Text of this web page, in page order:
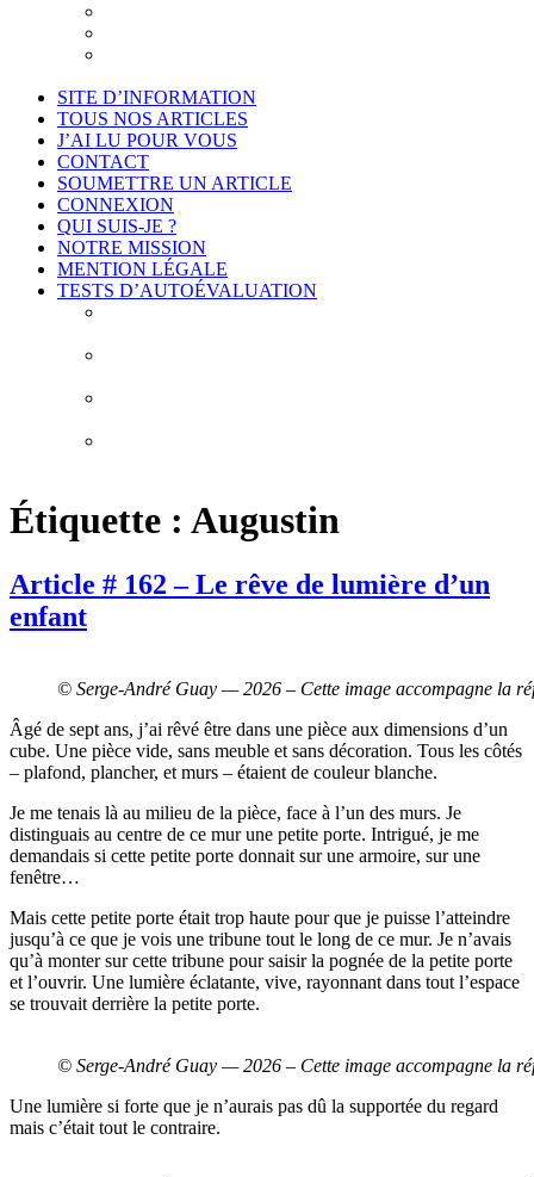
SITE D’INFORMATION
TOUS NOS ARTICLES
J’AI LU POUR VOUS
CONTACT
SOUMETTRE UN ARTICLE
CONNEXION
QUI SUIS-JE ?
NOTRE MISSION
MENTION LÉGALE
TESTS D’AUTOÉVALUATION
Étiquette : Augustin
Article # 162 – Le rêve de lumière d’un
enfant
© Serge-André Guay — 2026 – Cette image accompagne la
Âgé de sept ans, j’ai rêvé être dans une pièce aux dimensions d’un
cube. Une pièce vide, sans meuble et sans décoration. Tous les côtés
– plafond, plancher, et murs – étaient de couleur blanche.
Je me tenais là au milieu de la pièce, face à l’un des murs. Je
distinguais au centre de ce mur une petite porte. Intrigué, je me
demandais si cette petite porte donnait sur une armoire, sur une
fenêtre…
Mais cette petite porte était trop haute pour que je puisse l’atteindre
jusqu’à ce que je vois une tribune tout le long de ce mur. Je n’avais
qu’à monter sur cette tribune pour saisir la pognée de la petite porte
et l’ouvrir. Une lumière éclatante, vive, rayonnant dans tout l’espace
se trouvait derrière la petite porte.
© Serge-André Guay — 2026 – Cette image accompagne la
Une lumière si forte que je n’aurais pas dû la supportée du regard
mais c’était tout le contraire.